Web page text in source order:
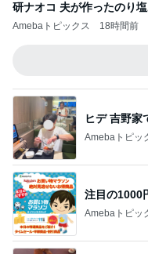
研ナオコ 夫が作ったのり
Amebaトピックス 18時間前
ヒデ 吉野家
Amebaトピッ
注目の1000
Amebaトピッ